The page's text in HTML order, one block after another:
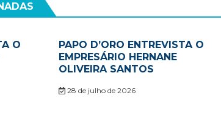
O
PAPO D’ORO ENTREVISTA O
EMPRESÁRIO HERNANE
OLIVEIRA SANTOS
28 de julho de 2026